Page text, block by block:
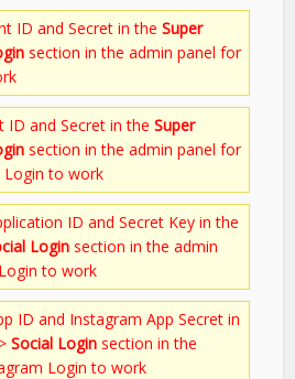
ID and Secret in theSuper
section in the admin panel for
ID and Secret in theSuper
section in the admin panel for
Login to work
ID and Secret Key in the
Login section in the admin
to work
ID and Instagram App Secret in
Social Login section in the
Login to work